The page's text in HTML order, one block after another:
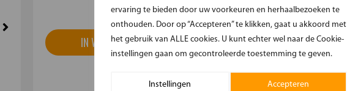
ervaring te bieden door uw voorkeuren en herhaalbezoeken te
onthouden. Door op “Accepteren” te klikken, gaat u akkoord met
het gebruik van ALLE cookies. U kunt echter wel naar de Cookie-
instellingen gaan om gecontroleerde toestemming te geven.
Instellingen Accepteren
IN WINKELMAND IN WINKELMAND